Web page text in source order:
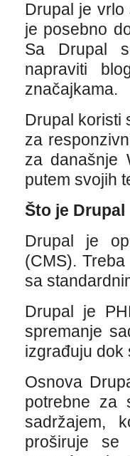
Drupal je
je posebno
Sa Drupal
napraviti
značajkama.
Drupal koristi
za
za današnje
putem svojih
Što je Drupal
Drupal je
(CMS).
sa
Drupal je
spremanje
izgrađuju dok
Osnova
potrebne za
sadržajem,
proširuje